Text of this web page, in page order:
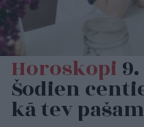
Horoskopi
Šodien
kā tev